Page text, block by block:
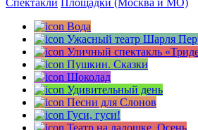
Спектакли
Площадки (Москва и МО)
Вода
Ужасный театр Шарля
Уличный спектакль
Пушкин. Сказки
Шоколад
Удивительный день
Песни для Слонов
Гуси, гуси!